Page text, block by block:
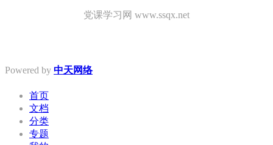
党课学习网 www.ssqx.net
Powered by 中天网络
首页
文档
分类
专题